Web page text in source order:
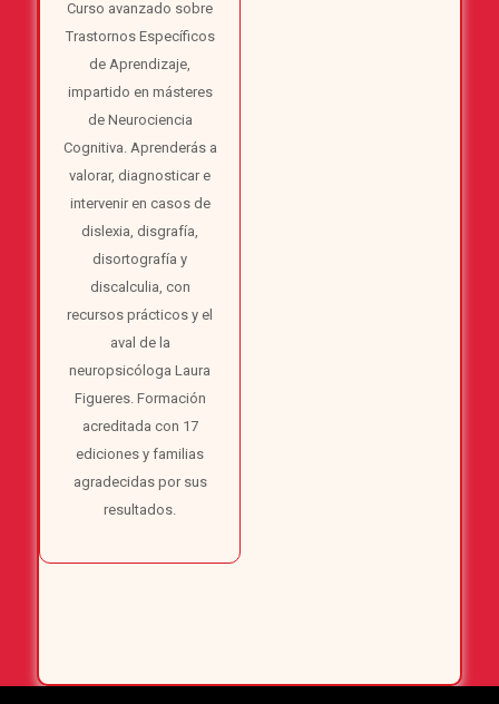
Curso avanzado sobre
Trastornos Específicos
de Aprendizaje,
impartido en másteres
de Neurociencia
Cognitiva. Aprenderás a
valorar, diagnosticar e
intervenir en casos de
dislexia, disgrafía,
disortografía y
discalculia, con
recursos prácticos y el
aval de la
neuropsicóloga Laura
Figueres. Formación
acreditada con 17
ediciones y familias
agradecidas por sus
resultados.